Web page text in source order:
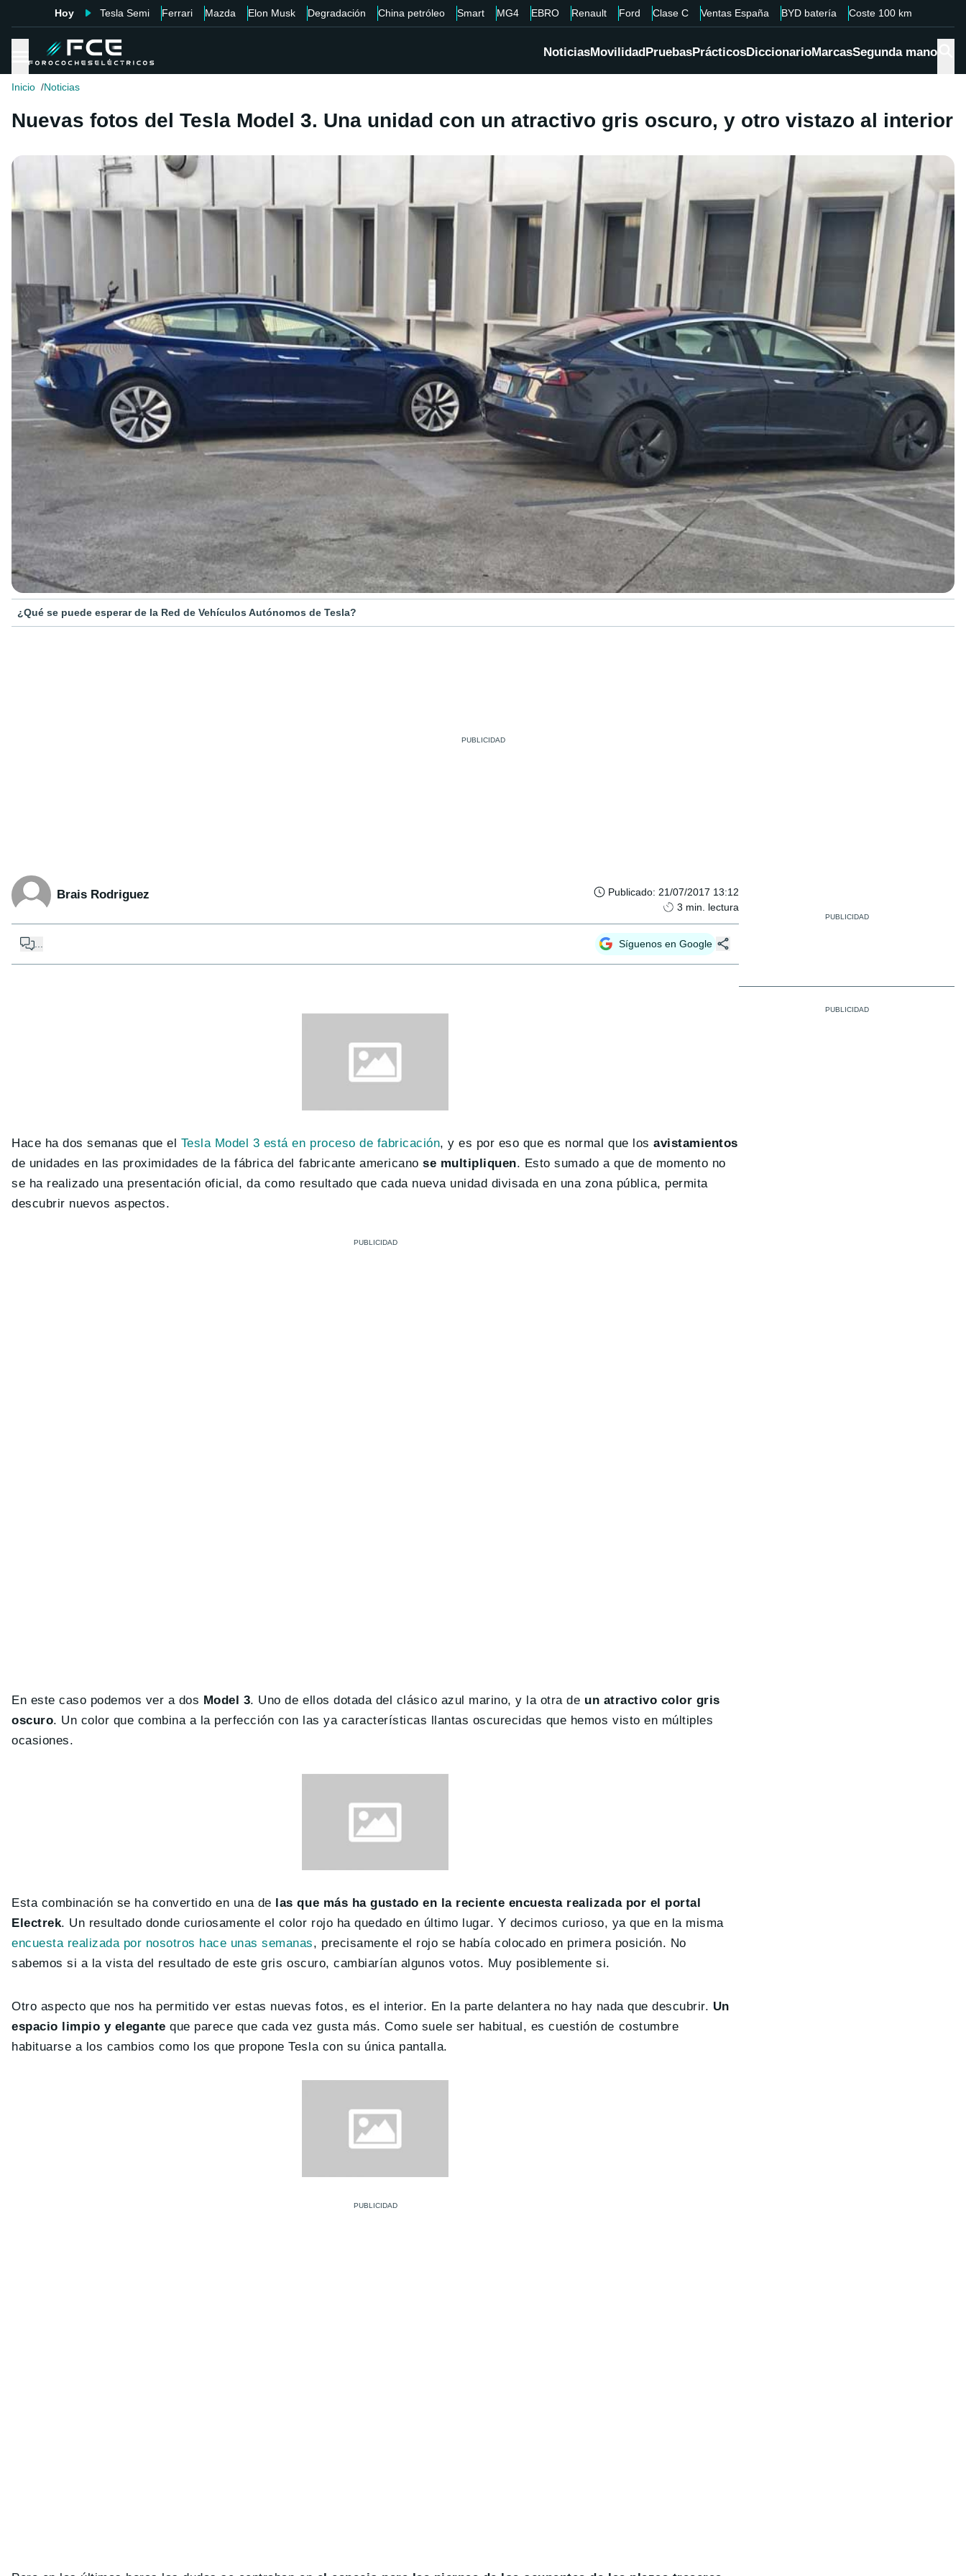
Hoy Tesla Semi Ferrari Mazda Elon Musk Degradación China petróleo Smart MG4 EBRO Renault Ford Clase C Ventas España BYD batería Coste 100 km
NoticiasMovilidadPruebasPrácticosDiccionarioMarcasSegunda mano
Inicio Noticias
Nuevas fotos del Tesla Model 3. Una unidad con un atractivo gris oscuro, y otro vistazo al interior
¿Qué se puede esperar de la Red de Vehículos Autónomos de Tesla?
Brais Rodriguez Publicado: 21/07/2017 13:12
3 min. lectura
Síguenos en Google
Hace ha dos semanas que el Tesla Model 3 está en proceso de fabricación, y es por eso que es normal que losavistamientos
de unidades en las proximidades de la fábrica del fabricante americano se multipliquen. Esto sumado a que de momento no
se ha realizado una presentación oficial, da como resultado que cada nueva unidad divisada en una zona pública, permita
descubrir nuevos aspectos.
En este caso podemos ver a dos Model 3. Uno de ellos dotada del clásico azul marino, y la otra de un atractivo color gris
oscuro. Un color que combina a la perfección con las ya características llantas oscurecidas que hemos visto en múltiples
ocasiones.
Esta combinación se ha convertido en una de
las que más ha gustado en la reciente encuesta realizada por el portal
Electrek. Un resultado donde curiosamente el color rojo ha quedado en último lugar. Y decimos curioso, ya que en la misma
encuesta realizada por nosotros hace unas semanas, precisamente el rojo se había colocado en primera posición. No
sabemos si a la vista del resultado de este gris oscuro, cambiarían algunos votos. Muy posiblemente si.
Otro aspecto que nos ha permitido ver estas nuevas fotos, es el interior. En la parte delantera no hay nada que descubrir. Un
espacio limpio y elegante que parece que cada vez gusta más. Como suele ser habitual, es cuestión de costumbre
habituarse a los cambios como los que propone Tesla con su única pantalla.